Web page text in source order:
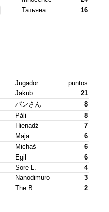
Татьяна 16
Jugador
puntos
Jakub
21
パンさん
8
Páli
8
Hienadź
7
Maja
6
Michaś
6
Egil
6
Sore L.
4
Nanodimuro
3
The B. 2